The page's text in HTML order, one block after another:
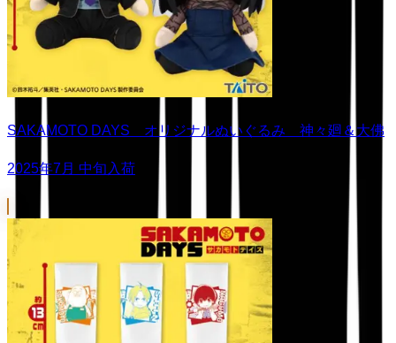
SAKAMOTO DAYS オリジナルぬいぐるみ 神々廻＆大佛
2025年7月 中旬入荷